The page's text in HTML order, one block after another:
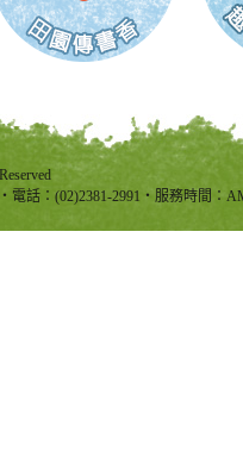
電話：(02)2381-2991‧服務時間：